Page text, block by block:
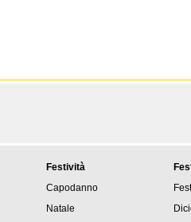
Festività
Capodanno
Natale